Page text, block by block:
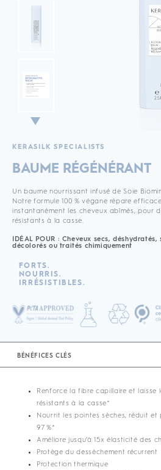
KERASILK SPECIALISTS
BAUME RÉGÉNÉRANT
Un baume nourrissant infusé de Soie
Notre formule 100 % végane répare
instantanément les cheveux abîmés, pour
résistants à la casse.
IDÉAL POUR : Cheveux secs,
décolorés ou traités chimiquement
FORTS.
NOURRIS.
IRRÉSISTIBLES.
BÉNÉFICES CLÉS
Renforce la fibre capillaire et laisse
résistants à la casse*
Nourrit les pointes sèches, réduit et
97 %*
Améliore jusqu’à 15x élasticité des
Protège du dessèchement récurrent
Protection thermique